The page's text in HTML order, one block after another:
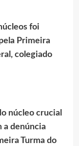
foi
Primeira
colegiado
núcleo crucial
a denúncia
Turma do